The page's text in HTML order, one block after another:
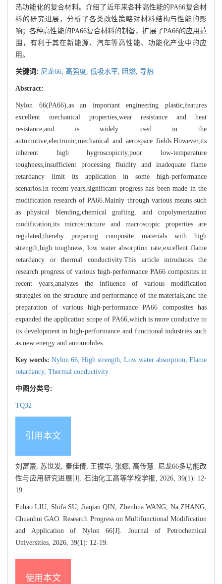
热功能化的复合材料。介绍了近年来各种高性能的PA66复合材
料的研究进展，分析了各类改性策略对材料结构与性能的影
响；各种高性能的PA66复合材料的制备，扩展了PA66的应用范
围，有利于其在新能源、汽车等高性能、功能化产业中的应
用。
关键词: 尼龙66, 高强度, 低吸水率, 阻燃, 导热
Abstract:
Nylon 66(PA66),as an important engineering plastic,features
excellent mechanical properties,wear resistance and heat
resistance,and is widely used in the
automotive,electronic,mechanical and aerospace fields.However,its
inherent high hygroscopicity,poor low-temperature
toughness,insufficient processing fluidity and inadequate flame
retardancy limit its application in some high-performance
scenarios.In recent years,significant progress has been made in the
modification research of PA66.Mainly through various means such
as physical blending,chemical grafting, and copolymerization
modification,its microstructure and macroscopic properties are
regulated,thereby preparing composite materials with high
strength,high toughness, low water absorption rate,excellent flame
retardancy or thermal conductivity.This article introduces the
research progress of various high-performance PA66 composites in
recent years,analyzes the influence of various modification
strategies on the structure and performance of the materials,and the
preparation of various high-performance PA66 composites has
expanded the application scope of PA66,which is more conducive to
its development in high-performance and functional industries such
as new energy and automobiles.
Key words: Nylon 66, High strength, Low water absorption, Flame
retardancy, Thermal conductivity
中图分类号:
TQ32
引用本文
刘富豪, 苏世发, 秦佳倩, 王振华, 张娜, 高传慧. 尼龙66多功能改
性与应用研究进展[J]. 石油化工高等学校学报, 2026, 39(1): 12-
19.
Fuhao LIU, Shifa SU, Jiaqian QIN, Zhenhua WANG, Na ZHANG,
Chuanhui GAO. Research Progress on Multifunctional Modification
and Application of Nylon 66[J]. Journal of Petrochemical
Universities, 2026, 39(1): 12-19.
使用本文